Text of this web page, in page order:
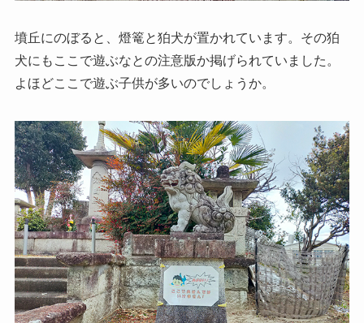
墳丘にのぼると、燈篭と狛犬が置かれています。その狛
犬にもここで遊ぶなとの注意版か掲げられていました。
よほどここで遊ぶ子供が多いのでしょうか。